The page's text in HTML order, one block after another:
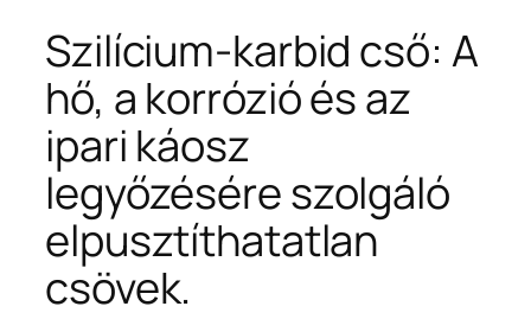
Szilícium-karbid cső: A
hő, a korrózió és az
ipari káosz
legyőzésére szolgáló
elpusztíthatatlan
csövek.